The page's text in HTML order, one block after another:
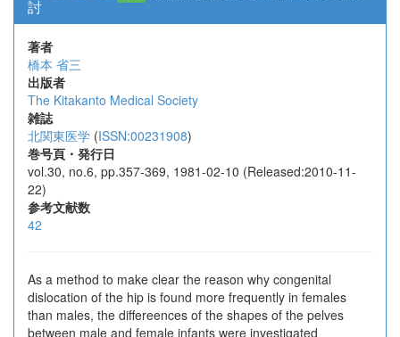
討
著者
橋本 省三
出版者
The Kitakanto Medical Society
雑誌
北関東医学 (ISSN:00231908)
巻号頁・発行日
vol.30, no.6, pp.357-369, 1981-02-10 (Released:2010-11-
22)
参考文献数
42
As a method to make clear the reason why congenital
dislocation of the hip is found more frequently in females
than males, the differeences of the shapes of the pelves
between male and female infants were investigated